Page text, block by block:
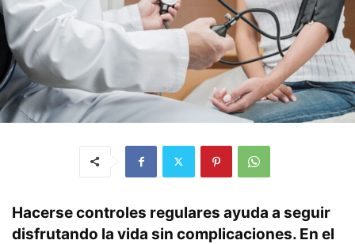
Hacerse controles regulares ayuda a seguir
disfrutando la vida sin complicaciones. En el